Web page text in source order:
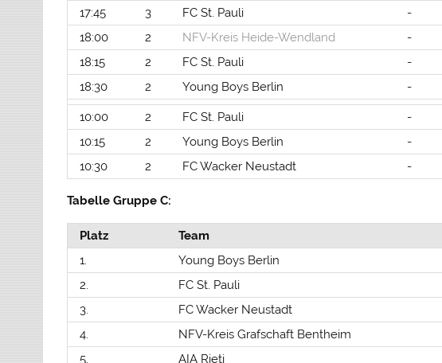
17:45
3 FC St. Pauli -
18:00
2 NFV-Kreis Heide-Wendland -
18:15
2 FC St. Pauli -
18:30
2 Young Boys Berlin -
10:00 2 FC St. Pauli -
10:15
2 Young Boys Berlin -
10:30
2 FC Wacker Neustadt -
Tabelle Gruppe C:
Platz Team
1.
Young Boys Berlin
2.
FC St. Pauli
3.
FC Wacker Neustadt
4.
NFV-Kreis Grafschaft Bentheim
5.
AIA Rieti